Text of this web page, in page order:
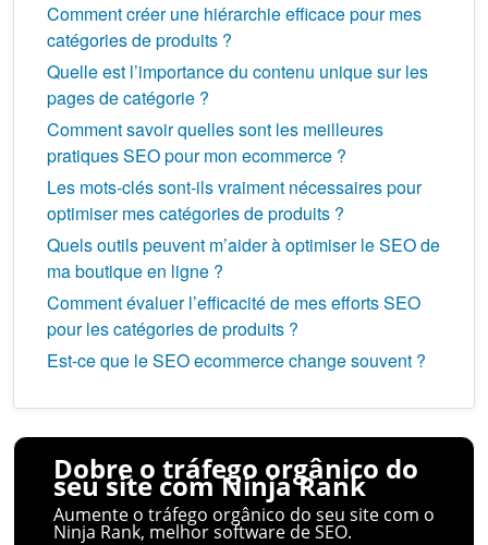
Comment créer une hiérarchie efficace pour mes
catégories de produits ?
Quelle est l’importance du contenu unique sur les
pages de catégorie ?
Comment savoir quelles sont les meilleures
pratiques SEO pour mon ecommerce ?
Les mots-clés sont-ils vraiment nécessaires pour
optimiser mes catégories de produits ?
Quels outils peuvent m’aider à optimiser le SEO de
ma boutique en ligne ?
Comment évaluer l’efficacité de mes efforts SEO
pour les catégories de produits ?
Est-ce que le SEO ecommerce change souvent ?
Dobre o tráfego orgânico do
seu site com Ninja Rank
Aumente o tráfego orgânico do seu site com o
Ninja Rank, melhor software de SEO.